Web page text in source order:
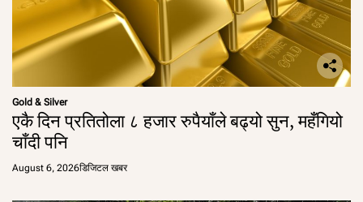
Gold & Silver
एकै दिन प्रतितोला ८ हजार रुपैयाँले बढ्यो सुन, महँगियो
चाँदी पनि
August 6, 2026डिजिटल खबर